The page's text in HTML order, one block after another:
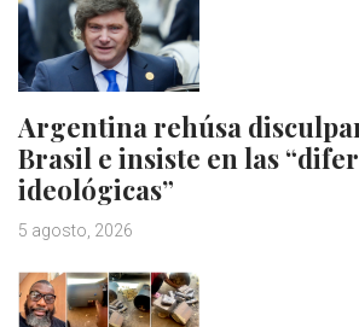
Argentina rehúsa
Brasil e insiste en las
ideológicas”
5 agosto, 2026